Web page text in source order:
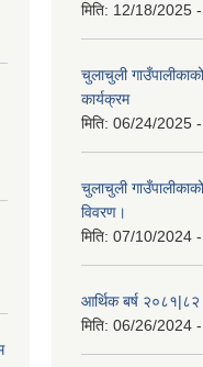
मिति: 12/18/2025
चुलाचुली
कार्यक्रम
मिति: 06/24/2025
चुलाचुली
विवरण।
मिति: 07/10/2024
आर्थिक बर्ष
मिति: 06/26/2024